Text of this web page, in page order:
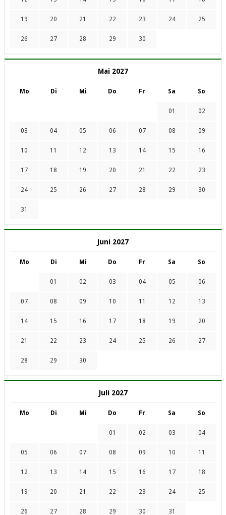
19 20 21 22 23 24 25
26 27 28 29 30
Mai 2027
Mo Di Mi Do Fr Sa So
01 02
03 04 05 06 07 08 09
10 11 12 13 14 15 16
17 18 19 20 21 22 23
24 25 26 27 28 29 30
31
Juni 2027
Mo Di Mi Do Fr Sa So
01 02 03 04 05 06
07 08 09 10 11 12 13
14 15 16 17 18 19 20
21 22 23 24 25 26 27
28 29 30
Juli 2027
Mo Di Mi Do Fr Sa So
01 02 03 04
05 06 07 08 09 10 11
12 13 14 15 16 17 18
19 20 21 22 23 24 25
26 27 28 29 30 31